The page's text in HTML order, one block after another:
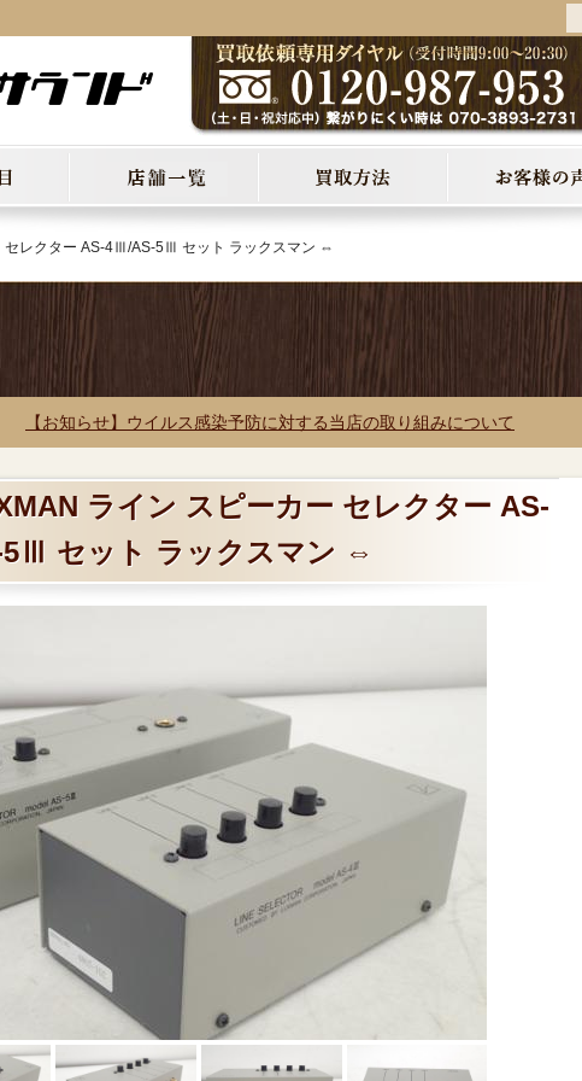
セレクター AS-4Ⅲ/AS-5Ⅲ セット ラックスマン ⇔
【お知らせ】ウイルス感染予防に対する当店の取り組みについて
ライン スピーカー セレクター AS-
セット ラックスマン ⇔